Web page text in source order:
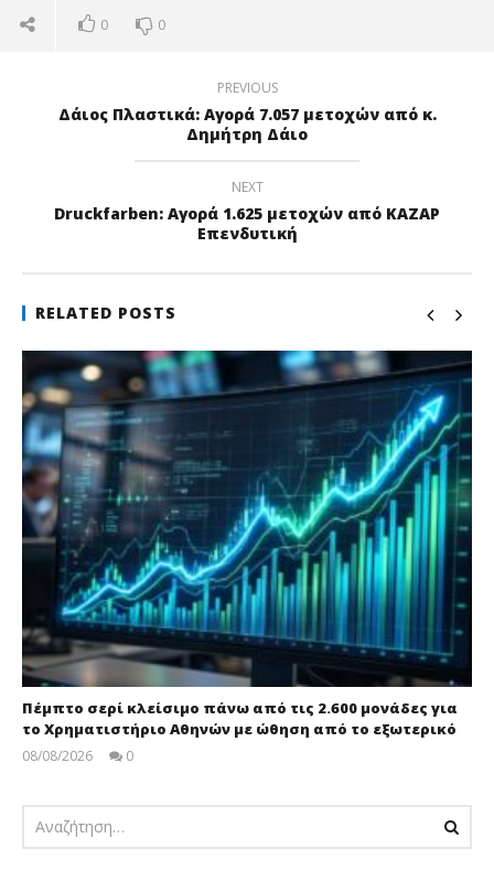
01/02/2019
pressroom
0 0
PREVIOUS
Δάιος Πλαστικά: Αγορά 7.057 μετοχών από κ.
Δημήτρη Δάιο
NEXT
Druckfarben: Αγορά 1.625 μετοχών από ΚΑΖΑΡ
Επενδυτική
RELATED POSTS
Πέμπτο σερί κλείσιμο πάνω από τις 2.600 μονάδες για
το Χρηματιστήριο Αθηνών με ώθηση από το εξωτερικό
08/08/2026
0